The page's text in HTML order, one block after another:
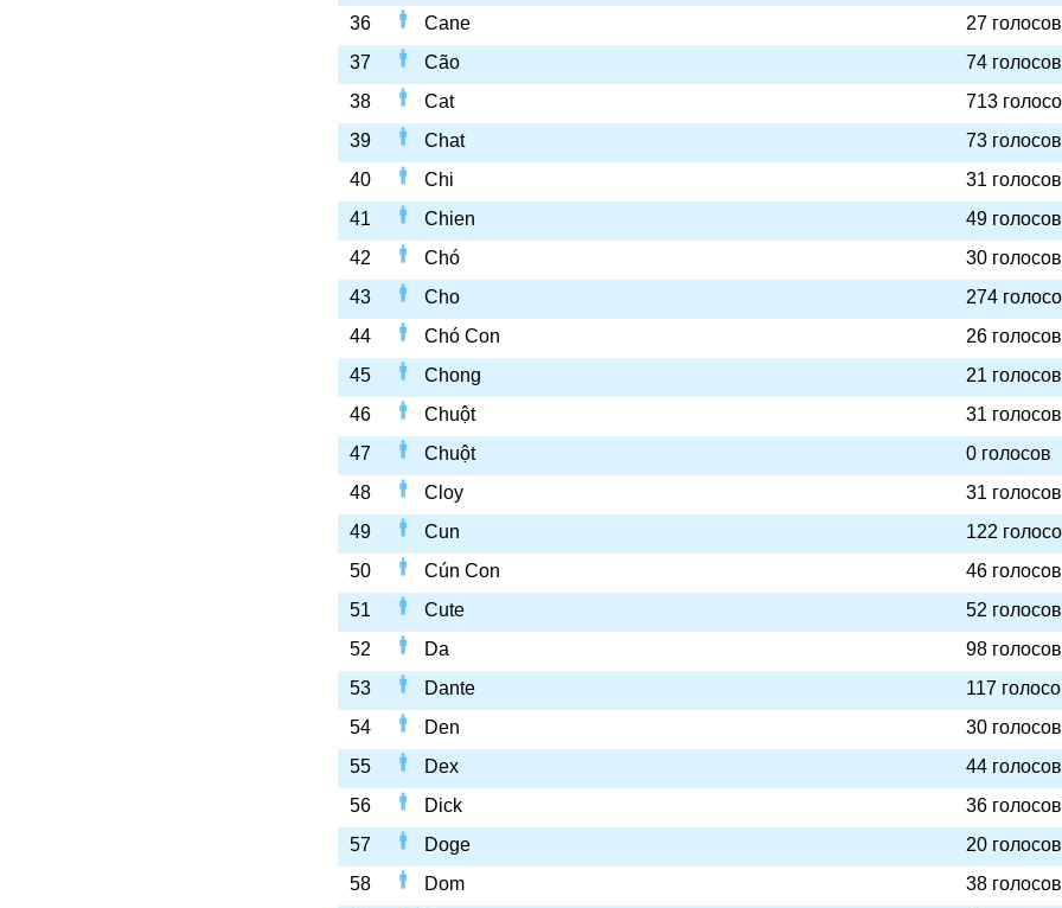
36
Cane
27 голосов
37
Cão
74 голосов
38
Cat
713
39
Chat
73 голосов
40
Chi
31 голосов
41
Chien
49 голосов
42
Chó
30 голосов
43
Cho
274
44
Chó Con
26 голосов
45
Chong
21 голосов
46
Chuột
31 голосов
47
Chuột
0 голосов
48
Cloy
31 голосов
49
Cun
122
50
Cún Con
46 голосов
51
Cute
52 голосов
52
Da
98 голосов
53
Dante
117
54
Den
30 голосов
55
Dex
44 голосов
56
Dick
36 голосов
57
Doge
20 голосов
58
Dom
38 голосов